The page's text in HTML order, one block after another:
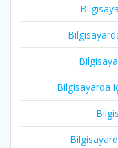
Bilgisayarda